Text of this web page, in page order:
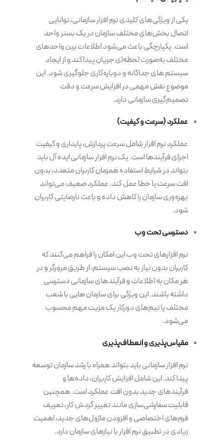
یکی از ویژگی‌های کلیدی نرم افزار سازمانی، توانایی
اتصال بخش‌های مختلف سازمان در یک بستر واحد
است. یکپارچگی باعث می‌شود اطلاعات بین واحدهای
مختلف به‌صورت لحظه‌ای جریان پیدا کند و از ایجاد
سیستم های جداگانه و دوباره‌کاری جلوگیری شود. این
موضوع نقش مهمی در افزایش سرعت و دقت
تصمیم‌گیری سازمانی دارد.
عملکرد (سرعت و کیفیت)
عملکرد نرم افزار شامل سرعت پردازش، پایداری و کیفیت
اجرای فرآیندها است. یک نرم افزار سازمانی ایده آل باید
بتواند در شرایط استفاده همزمان کاربران متعدد، بدون
افت سرعت یا خطا عمل کند. عملکرد ضعیف می‌تواند
بهره‌وری سازمان را کاهش داده و باعث نارضایتی کاربران
شود.
دسترسی تحت وب
نرم افزارهای تحت وب این امکان را فراهم می‌کنند که
کاربران بدون نیاز به نصب سیستم، از طریق مرورگر و در
هر مکان به اطلاعات و فرآیندهای سازمانی دسترسی
داشته باشند. این ویژگی برای سازمان هایی با شعب
مختلف یا تیم‌های دورکار یک مزیت مهم محسوب
می‌شود.
مقیاس‌پذیری و انعطاف‌پذیری
نرم افزار سازمانی باید بتواند همراه با رشد سازمان توسعه
پیدا کند. این شامل افزایش کاربران، داده‌ها و
فرآیندهای جدید بدون افت عملکرد است. همچنین
قابلیت سفارشی‌سازی مانند تغییر گردش کار، تعریف
فرم‌های اختصاصی و افزودن ماژول‌های جدید، اهمیت
زیادی در تطبیق نرم افزار با نیازهای سازمان دارد.